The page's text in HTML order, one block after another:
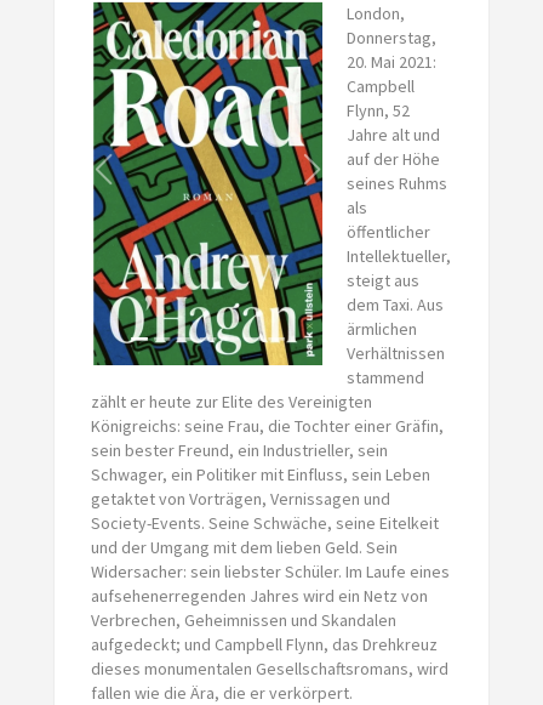
London,
Donnerstag,
20. Mai 2021:
Campbell
Flynn, 52
Jahre alt und
auf der Höhe
seines Ruhms
als
öffentlicher
Intellektueller,
steigt aus
dem Taxi. Aus
ärmlichen
Verhältnissen
stammend
zählt er heute zur Elite des Vereinigten
Königreichs: seine Frau, die Tochter einer Gräfin,
sein bester Freund, ein Industrieller, sein
Schwager, ein Politiker mit Einfluss, sein Leben
getaktet von Vorträgen, Vernissagen und
Society-Events. Seine Schwäche, seine Eitelkeit
und der Umgang mit dem lieben Geld. Sein
Widersacher: sein liebster Schüler. Im Laufe eines
aufsehenerregenden Jahres wird ein Netz von
Verbrechen, Geheimnissen und Skandalen
aufgedeckt; und Campbell Flynn, das Drehkreuz
dieses monumentalen Gesellschaftsromans, wird
fallen wie die Ära, die er verkörpert.